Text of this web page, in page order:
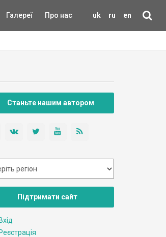
uk ru en
Галереї Про нас
Станьте нашим автором
Підтримати сайт
Реєстрація